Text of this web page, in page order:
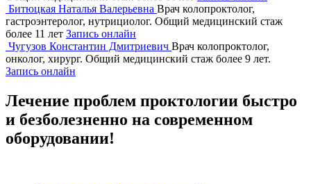
Битюцкая Наталья Валерьевна Врач колопроктолог,
гастроэнтеролог, нутрициолог. Общий медицинский стаж
более 11 лет Запись онлайн
Чугузов Константин Дмитриевич Врач колопроктолог,
онколог, хирург. Общий медицинский стаж более 9 лет.
Запись онлайн
Лечение проблем проктологии быстро
и безболезненно на современном
оборудовании!